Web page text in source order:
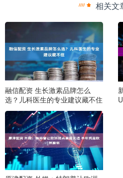
相关文
融信配资 生长激素品牌怎么
选？儿科医生的专业建议藏不住